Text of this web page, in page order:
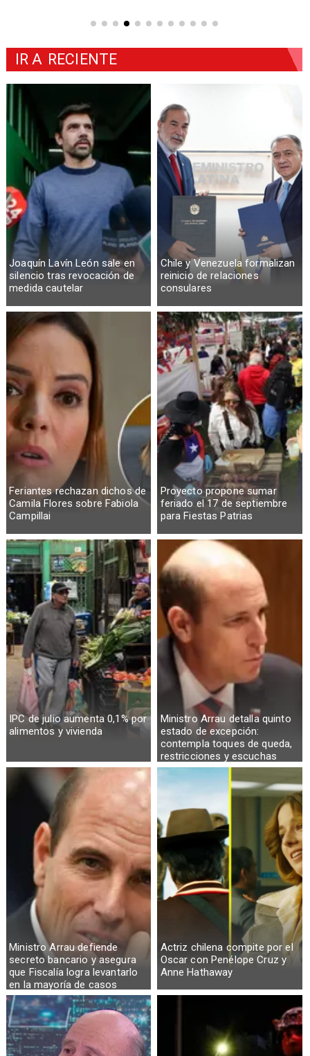
Joaquín Lavín León sale en
silencio tras revocación de
medida cautelar
Chile y Venezuela formalizan
reinicio de relaciones
consulares
Feriantes rechazan dichos de
Camila Flores sobre Fabiola
Campillai
Proyecto propone sumar
feriado el 17 de septiembre
para Fiestas Patrias
IPC de julio aumenta 0,1% por
alimentos y vivienda
Ministro Arrau detalla quinto
estado de excepción:
contempla toques de queda,
restricciones y escuchas
telefónicas en zonas críticas
Ministro Arrau defiende
secreto bancario y asegura
que Fiscalía logra levantarlo
en la mayoría de casos
Actriz chilena compite por el
Oscar con Penélope Cruz y
Anne Hathaway
IR A RECIENTE